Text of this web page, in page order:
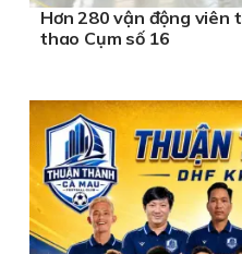
Hơn 280 vận động viên
thao Cụm số 16